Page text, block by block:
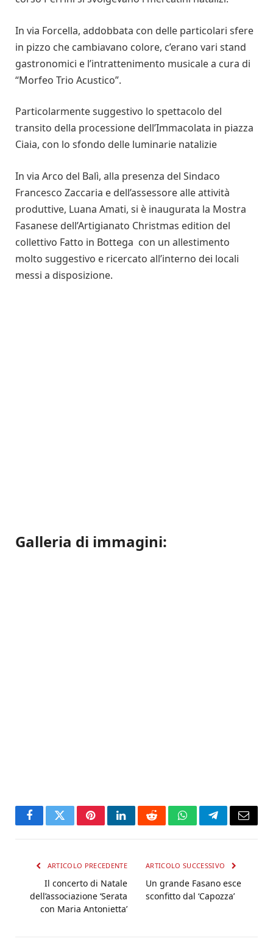
In via Forcella, addobbata con delle particolari sfere
in pizzo che cambiavano colore, c’erano vari stand
gastronomici e l’intrattenimento musicale a cura di
“Morfeo Trio Acustico”.
Particolarmente suggestivo lo spettacolo del
transito della processione dell’Immacolata in piazza
Ciaia, con lo sfondo delle luminarie natalizie
In via Arco del Balì, alla presenza del Sindaco
Francesco Zaccaria e dell’assessore alle attività
produttive, Luana Amati, si è inaugurata la Mostra
Fasanese dell’Artigianato Christmas edition del
collettivo Fatto in Bottega con un allestimento
molto suggestivo e ricercato all’interno dei locali
messi a disposizione.
Galleria di immagini:
FacebookTwitterPinterestLinkedInRedditWhatsAppTelegramEmail
ARTICOLO PRECEDENTE
Il concerto di Natale
dell’associazione ‘Serata
con Maria Antonietta’
ARTICOLO SUCCESSIVO
Un grande Fasano esce
sconfitto dal ‘Capozza’